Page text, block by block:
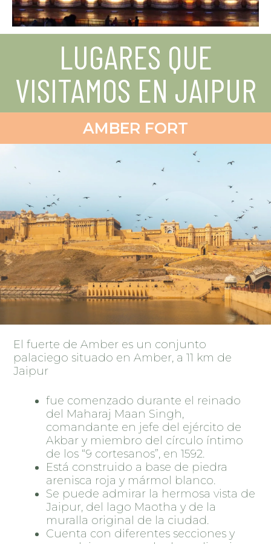
LUGARES QUE
VISITAMOS EN JAIPUR
AMBER FORT
El fuerte de Amber es un conjunto
palaciego situado en Amber, a 11 km de
Jaipur
fue comenzado durante el reinado
del Maharaj Maan Singh,
comandante en jefe del ejército de
Akbar y miembro del círculo íntimo
de los “9 cortesanos”, en 1592.
Está construido a base de piedra
arenisca roja y mármol blanco.
Se puede admirar la hermosa vista de
Jaipur, del lago Maotha y de la
muralla original de la ciudad.
Cuenta con diferentes secciones y